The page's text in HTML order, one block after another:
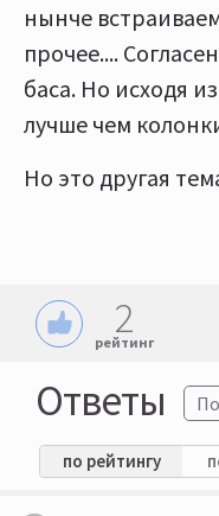
нынче
прочее....
баса. Но исходя
лучше чем
Но это другая
2
рейтинг
Ответы
по рейтингу